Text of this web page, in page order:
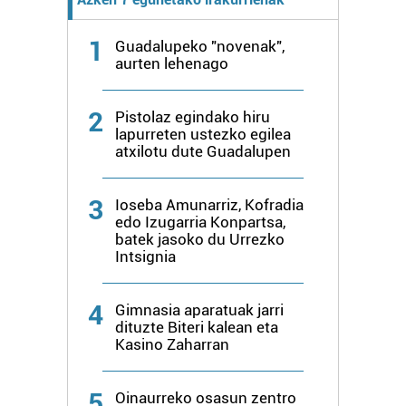
fitxategiak erabiltzen ditu. Zure esperientzia eta
zerbitzuak hobetzeko asmoz, cookie teknologiaz
baliatzen gara. Ohar hau onartuz gero, teknologia hori
erabiltzeko baimen esplizitua ematen diguzu.
1
Guadalupeko "novenak",
aurten lehenago
2
Pistolaz egindako hiru
lapurreten ustezko egilea
atxilotu dute Guadalupen
3
Ioseba Amunarriz, Kofradia
edo Izugarria Konpartsa,
batek jasoko du Urrezko
Intsignia
4
Gimnasia aparatuak jarri
dituzte Biteri kalean eta
Kasino Zaharran
Oinaurreko osasun zentro